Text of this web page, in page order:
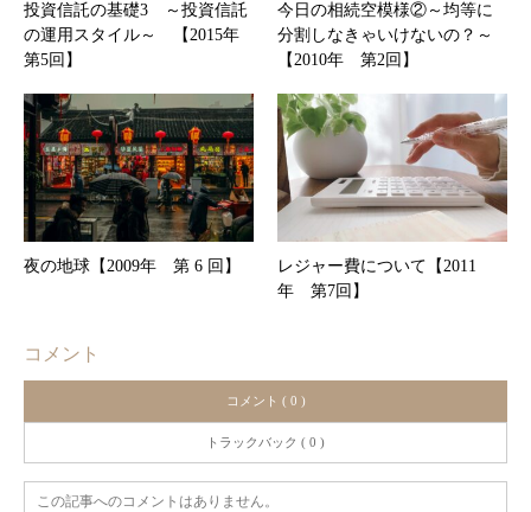
投資信託の基礎3 ～投資信託
の運用スタイル～ 【2015年
第5回】
今日の相続空模様②～均等に
分割しなきゃいけないの？～
【2010年 第2回】
夜の地球【2009年 第 6 回】
レジャー費について【2011
年 第7回】
コメント
コメント ( 0 )
トラックバック ( 0 )
この記事へのコメントはありません。